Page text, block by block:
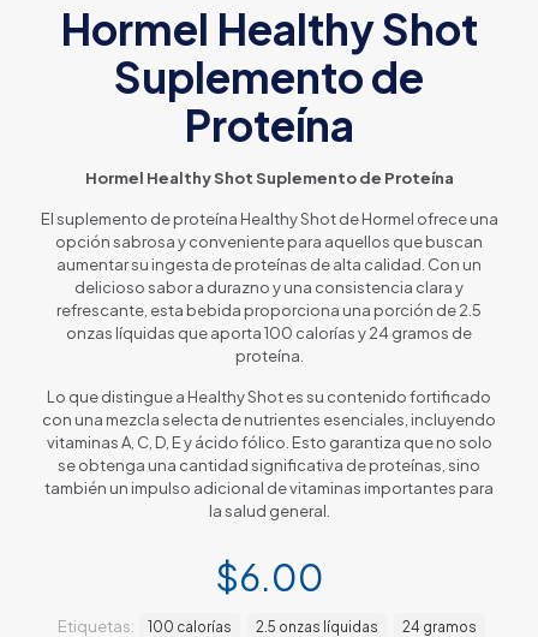
Hormel Healthy Shot
Suplemento de
Proteína
Hormel Healthy Shot Suplemento de Proteína
El suplemento de proteína Healthy Shot de Hormel ofrece una
opción sabrosa y conveniente para aquellos que buscan
aumentar su ingesta de proteínas de alta calidad. Con un
delicioso sabor a durazno y una consistencia clara y
refrescante, esta bebida proporciona una porción de 2.5
onzas líquidas que aporta 100 calorías y 24 gramos de
proteína.
Lo que distingue a Healthy Shot es su contenido fortificado
con una mezcla selecta de nutrientes esenciales, incluyendo
vitaminas A, C, D, E y ácido fólico. Esto garantiza que no solo
se obtenga una cantidad significativa de proteínas, sino
también un impulso adicional de vitaminas importantes para
la salud general.
$6.00
Etiquetas: 100 calorías 2.5 onzas líquidas
24 gramos